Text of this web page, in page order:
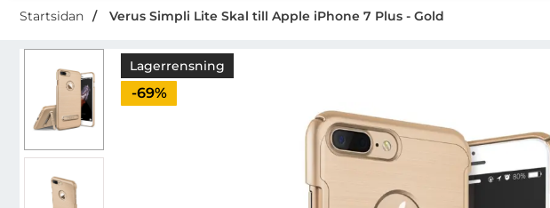
Startsidan Verus Simpli Lite Skal till Apple iPhone 7 Plus - Gold
Lagerrensning
Priset är nedsatt med
-69%